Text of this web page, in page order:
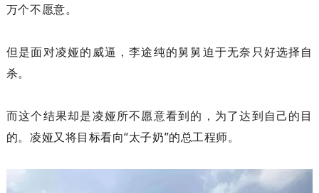
万个不愿意。
但是面对凌娅的威逼，李途纯的舅舅迫于无奈只好选择自
杀。
而这个结果却是凌娅所不愿意看到的，为了达到自己的目
的。凌娅又将目标看向“太子奶”的总工程师。